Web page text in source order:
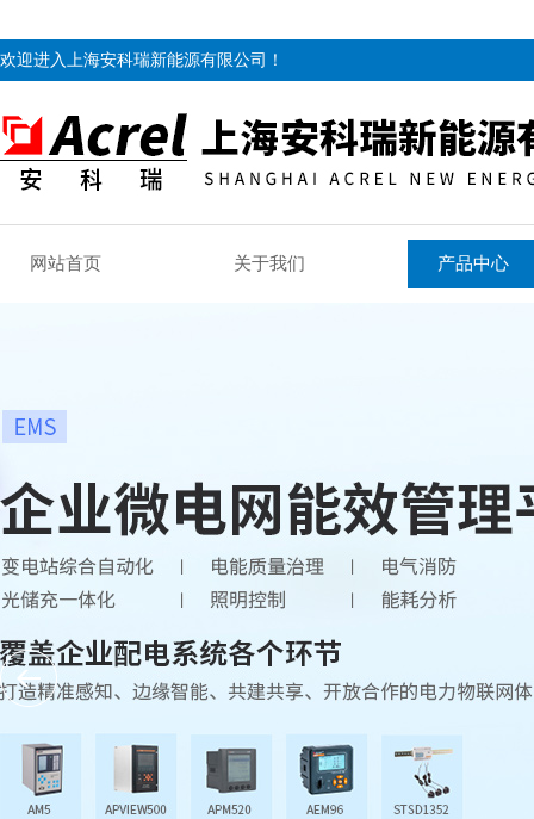
欢迎进入上海安科瑞新能源有限公司！
网站首页 关于我们 产品中心